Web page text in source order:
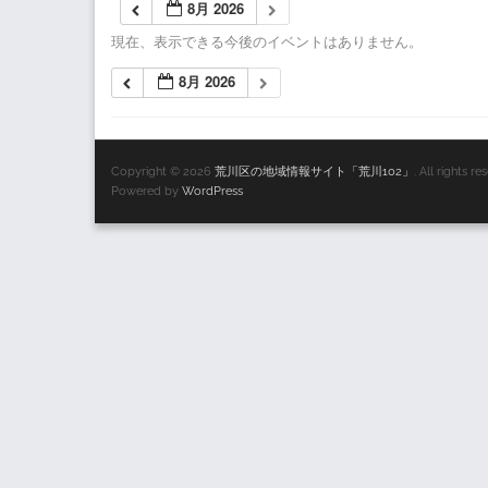
8月 2026
現在、表示できる今後のイベントはありません。
8月 2026
Copyright © 2026 荒川区の地域情報サイト「荒川102」 . All rights
Powered by WordPress